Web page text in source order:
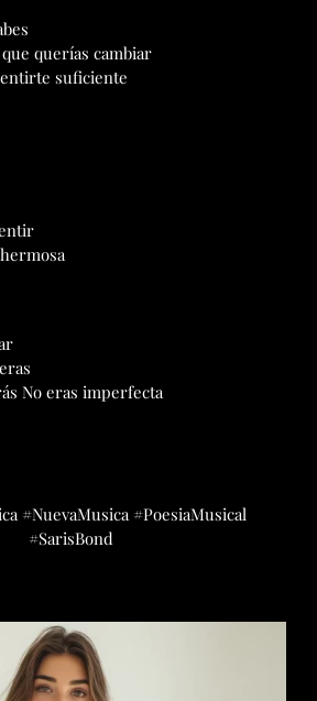
querías cambiar
suficiente
No eras imperfecta
#NuevaMusica #PoesiaMusical
#SarisBond